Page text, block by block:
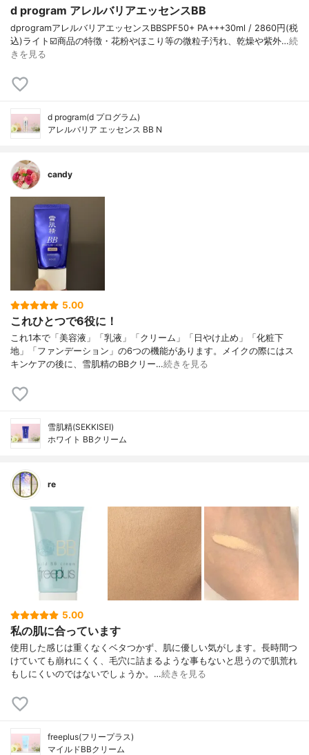
d program アレルバリアエッセンスBB
dprogramアレルバリアエッセンスBBSPF50+ PA+++30ml / 2860円(税
込)ライト☑️商品の特徴・花粉やほこり等の微粒子汚れ、乾燥や紫外…続
きを見る
d program(d プログラム)
アレルバリア エッセンス BB N
candy
5.00
これひとつで6役に！
これ1本で「美容液」「乳液」「クリーム」「日やけ止め」「化粧下
地」「ファンデーション」の6つの機能があります。メイクの際にはス
キンケアの後に、雪肌精のBBクリー…続きを見る
雪肌精(SEKKISEI)
ホワイト BBクリーム
re
5.00
私の肌に合っています
使用した感じは重くなくベタつかず、肌に優しい気がします。長時間つ
けていても崩れにくく、毛穴に詰まるような事もないと思うので肌荒れ
もしにくいのではないでしょうか。…続きを見る
freeplus(フリープラス)
マイルドBBクリーム